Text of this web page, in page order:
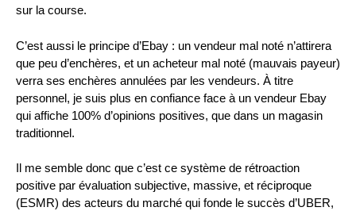
sur la course.
C’est aussi le principe d’Ebay : un vendeur mal noté n’attirera
que peu d’enchères, et un acheteur mal noté (mauvais payeur)
verra ses enchères annulées par les vendeurs. À titre
personnel, je suis plus en confiance face à un vendeur Ebay
qui affiche 100% d’opinions positives, que dans un magasin
traditionnel.
Il me semble donc que c’est ce système de rétroaction
positive par évaluation subjective, massive, et réciproque
(ESMR) des acteurs du marché qui fonde le succès d’UBER,